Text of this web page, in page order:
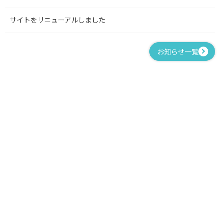
サイトをリニューアルしました
お知らせ一覧